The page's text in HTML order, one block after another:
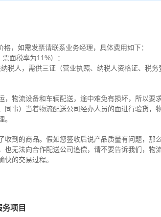
，如需发票请联系业务经理，具体费用如下：
面税率为11%）：
税人，需供三证（营业执照、纳税人资格证、税务
，物流设备和车辆配送，途中难免有损坏，所以
同事）当着物流配送公司经办人员的面进行验货，
到的商品。假如您签收后说产品质量有问题，那
也无法向合作配送公司追偿，请不要告诉我们，
快的交易过程。
项目